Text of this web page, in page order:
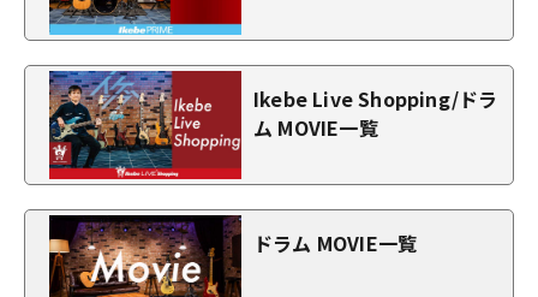
Ikebe Live Shopping/ドラ
ム MOVIE一覧
ドラム MOVIE一覧